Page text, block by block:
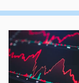
đăng ký cuối